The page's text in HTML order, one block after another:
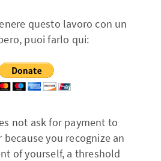
questo lavoro con un
puoi farlo qui:
not ask for payment to
you recognize an
of yourself, a threshold